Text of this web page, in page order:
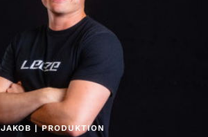
JAKOB | PRODUKTION